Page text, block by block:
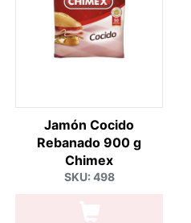
Jamón Cocido
Rebanado 900 g
Chimex
SKU: 498